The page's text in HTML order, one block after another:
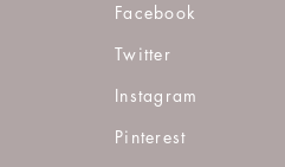
Facebook
Twitter
Instagram
Pinterest